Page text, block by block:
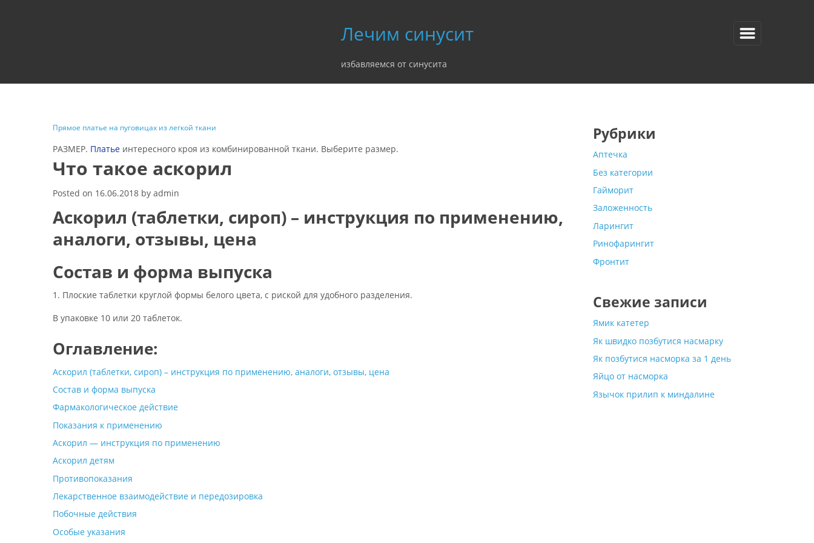
Лечим синусит
избавляемся от синусита
Прямое платье на пуговицах из легкой ткани
РАЗМЕР. Платье интересного кроя из комбинированной ткани. Выберите размер.
Что такое аскорил
Posted on 16.06.2018 by admin
Аскорил (таблетки, сироп) – инструкция по применению,
аналоги, отзывы, цена
Состав и форма выпуска
1. Плоские таблетки круглой формы белого цвета, с риской для удобного разделения.
В упаковке 10 или 20 таблеток.
Оглавление:
Аскорил (таблетки, сироп) – инструкция по применению, аналоги, отзывы, цена
Состав и форма выпуска
Фармакологическое действие
Показания к применению
Аскорил — инструкция по применению
Аскорил детям
Противопоказания
Лекарственное взаимодействие и передозировка
Побочные действия
Особые указания
Рубрики
Аптечка
Без категории
Гайморит
Заложенность
Ларингит
Ринофарингит
Фронтит
Свежие записи
Ямик катетер
Як швидко позбутися насмарку
Як позбутися насморка за 1 день
Яйцо от насморка
Язычок прилип к миндалине